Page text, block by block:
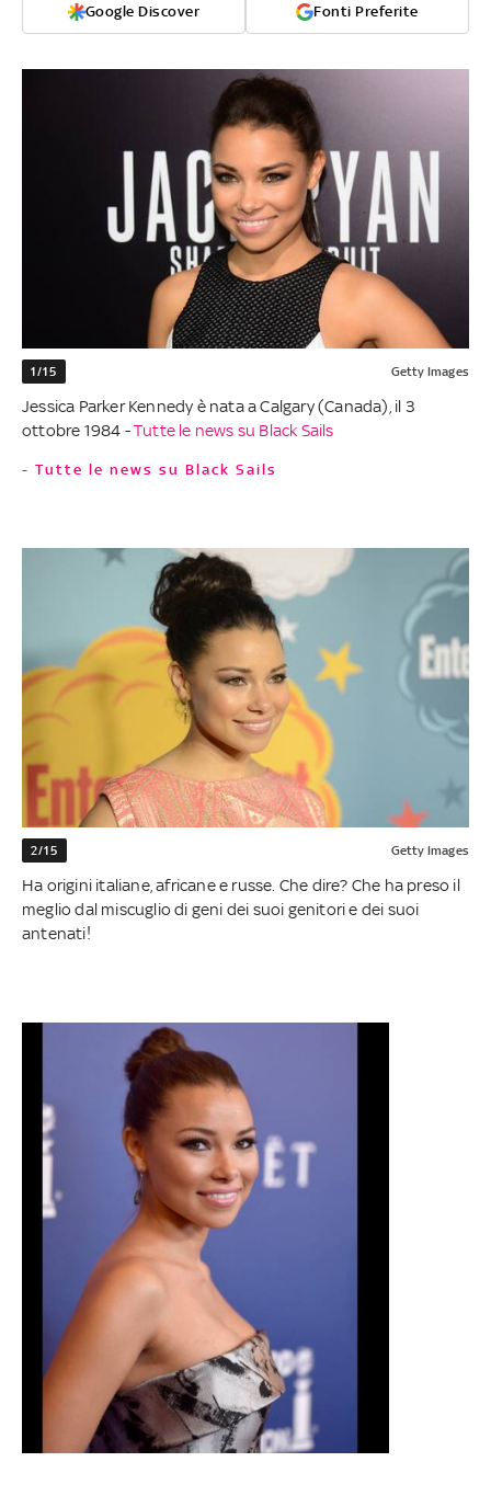
Google Discover Fonti Preferite
1/15 Getty Images
Jessica Parker Kennedy è nata a Calgary (Canada), il 3
ottobre 1984 -Tutte le news su Black Sails
- Tutte le news su Black Sails
2/15 Getty Images
Ha origini italiane, africane e russe. Che dire? Che ha preso il
meglio dal miscuglio di geni dei suoi genitori e dei suoi
antenati!